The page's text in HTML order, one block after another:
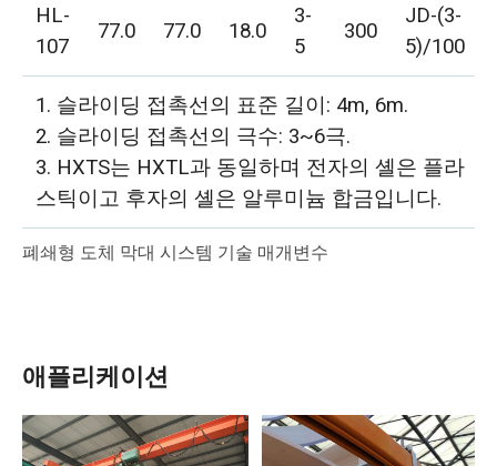
HL-
107
77.0 77.0 18.0
3-
5
300
JD-(3-
5)/100
1. 슬라이딩 접촉선의 표준 길이: 4m, 6m.
2. 슬라이딩 접촉선의 극수: 3~6극.
3. HXTS는 HXTL과 동일하며 전자의 셸은 플라
스틱이고 후자의 셸은 알루미늄 합금입니다.
폐쇄형 도체 막대 시스템 기술 매개변수
애플리케이션